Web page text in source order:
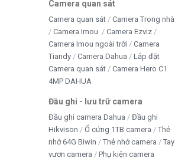
Camera quan sát
Camera quan sát
Camera Trong nhà
Camera Imou
Camera Ezviz
Camera Imou ngoài trời
Camera
Tiandy
Camera Dahua
Lắp đặt
Camera quan sát
Camera Hero C1
4MP DAHUA
Đầu ghi - lưu trữ camera
Đầu ghi camera Dahua
Đầu ghi
Hikvison
Ổ cứng 1TB camera
Thẻ
nhớ 64G Biwin
Thẻ nhớ camera
Tay
vươn camera
Phụ kiện camera